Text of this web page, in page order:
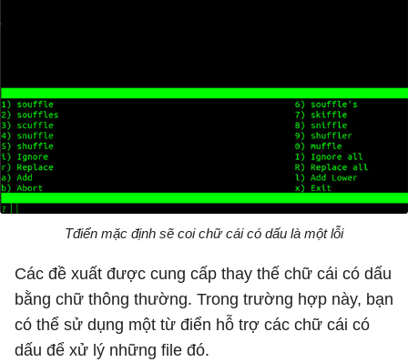
Tđiển mặc định sẽ coi chữ cái có dấu là một lỗi
Các đề xuất được cung cấp thay thế chữ cái có dấu
bằng chữ thông thường. Trong trường hợp này, bạn
có thể sử dụng một từ điển hỗ trợ các chữ cái có
dấu để xử lý những file đó.